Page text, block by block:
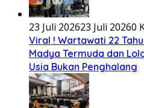
23 Juli 202623 Juli 20260
Viral ! Wartawati 22
Madya Termuda dan
Usia Bukan Penghalang